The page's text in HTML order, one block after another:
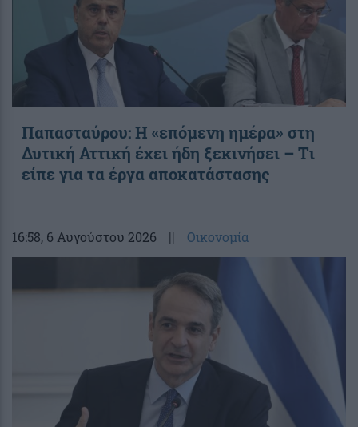
Παπασταύρου: Η «επόμενη ημέρα» στη
Δυτική Αττική έχει ήδη ξεκινήσει – Tι
είπε για τα έργα αποκατάστασης
16:58, 6 Αυγούστου 2026 || Οικονομία